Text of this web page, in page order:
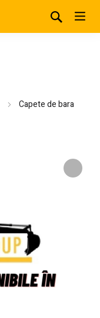
Capete de bara